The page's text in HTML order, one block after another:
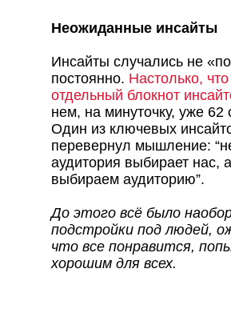
Неожиданные инсайты
Инсайты случались не
постоянно. Настолько,
отдельный блокнот
нем, на минуточку, уже 62
Один из ключевых
перевернул мышление:
аудитория выбирает нас,
выбираем аудиторию”.
До этого всё было
подстройки под людей,
что все понравится,
хорошим для всех.